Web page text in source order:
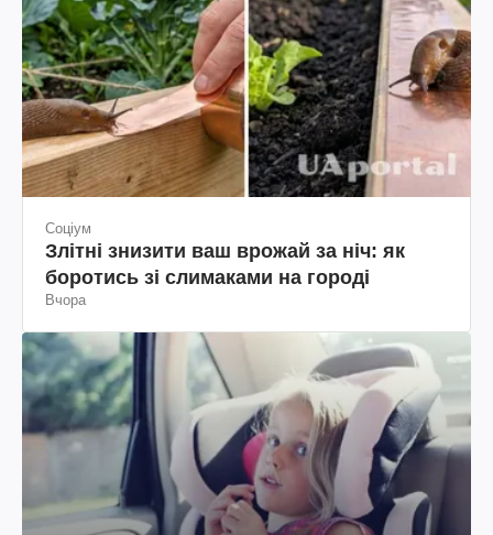
Соціум
Злітні знизити ваш врожай за ніч: як
боротись зі слимаками на городі
Вчора